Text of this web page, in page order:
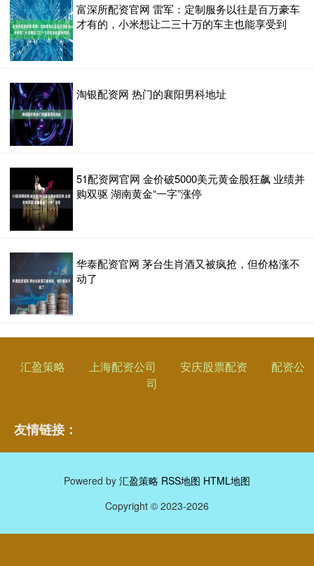
富深所配资官网 雷军：定制服务以往是百万豪车
才有的，小米想让二三十万的车主也能享受到
淘银配资网 热门的襄阳男科地址
51配资网官网 金价破5000美元黄金股狂飙 业绩并
购双驱 湖南黄金“一字”涨停
华泰配资官网 茅台生肖酒又被疯抢，但价格涨不
动了
汇盈策略 上海配资公司 安庆股票配资
配资公
司
友情链接：
Powered by 汇盈策略 RSS地图 HTML地图
Copyright © 2023-2026